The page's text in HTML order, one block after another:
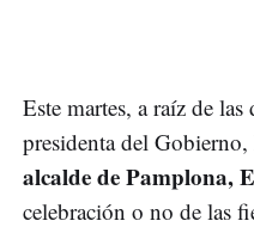
Este martes, a raíz de las
presidenta del Gobierno,
alcalde de Pamplona,
celebración o no de las